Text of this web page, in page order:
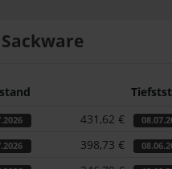
431,62 €
398,73 €